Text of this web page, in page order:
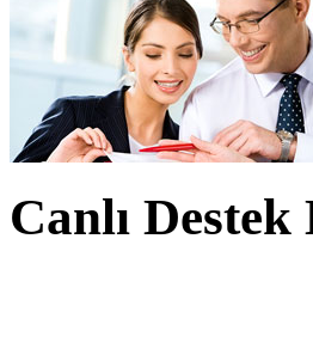
Canlı Destek